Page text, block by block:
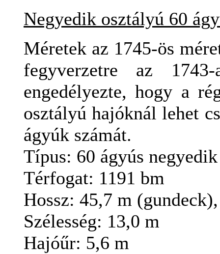
Negyedik osztályú 60
Méretek az 1745-ös
fegyverzetre az
engedélyezte, hogy a
osztályú hajóknál lehet
ágyúk számát.
Típus: 60 ágyús negyedik
Térfogat: 1191 bm
Hossz: 45,7 m (
Szélesség: 13,0 m
Hajóűr: 5,6 m